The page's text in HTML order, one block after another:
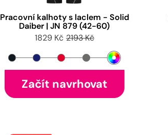
Pracovní kalhoty s laclem - Solid
Daiber | JN 879 (42-60)
1829 Kč 2193 Kč
Začít navrhovat